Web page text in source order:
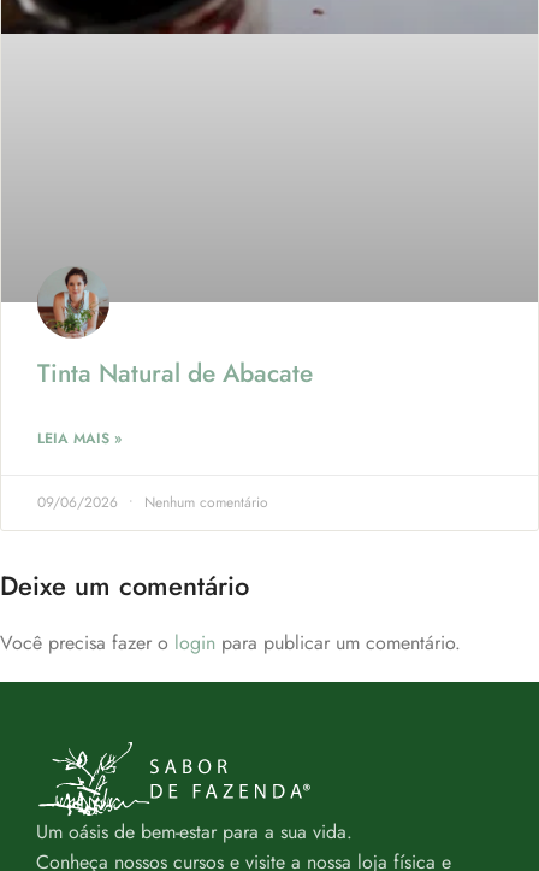
Tinta Natural de Abacate
LEIA MAIS »
09/06/2026 Nenhum comentário
Deixe um comentário
Você precisa fazer o login para publicar um comentário.
Um oásis de bem-estar para a sua vida.
Conheça nossos cursos e visite a nossa loja física e